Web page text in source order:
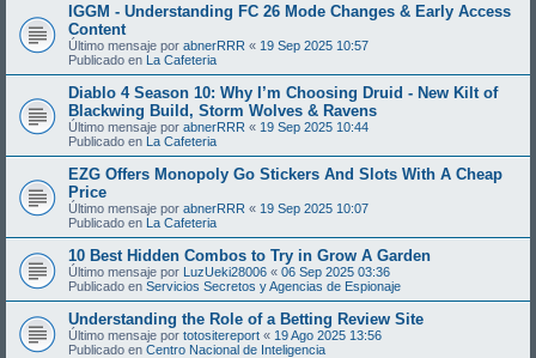
IGGM - Understanding FC 26 Mode Changes & Early Access
Content
Último mensaje por abnerRRR « 19 Sep 2025 10:57
Publicado en La Cafeteria
Diablo 4 Season 10: Why I’m Choosing Druid - New Kilt of
Blackwing Build, Storm Wolves & Ravens
Último mensaje por abnerRRR « 19 Sep 2025 10:44
Publicado en La Cafeteria
EZG Offers Monopoly Go Stickers And Slots With A Cheap
Price
Último mensaje por abnerRRR « 19 Sep 2025 10:07
Publicado en La Cafeteria
10 Best Hidden Combos to Try in Grow A Garden
Último mensaje por LuzUeki28006 « 06 Sep 2025 03:36
Publicado en Servicios Secretos y Agencias de Espionaje
Understanding the Role of a Betting Review Site
Último mensaje por totositereport « 19 Ago 2025 13:56
Publicado en Centro Nacional de Inteligencia